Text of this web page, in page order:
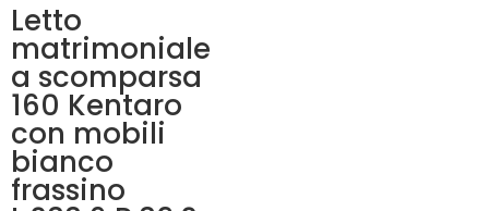
Letto
matrimoniale
a scomparsa
160 Kentaro
con mobili
bianco
frassino